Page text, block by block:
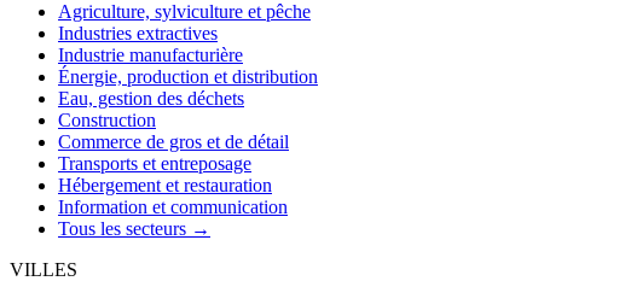
Agriculture, sylviculture et pêche
Industries extractives
Industrie manufacturière
Énergie, production et distribution
Eau, gestion des déchets
Construction
Commerce de gros et de détail
Transports et entreposage
Hébergement et restauration
Information et communication
Tous les secteurs →
VILLES